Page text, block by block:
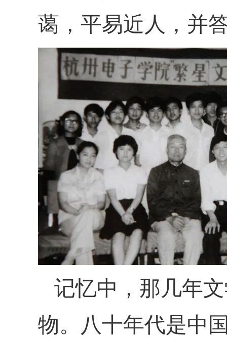
蔼，平易近人，并
记忆中，那几年
物。八十年代是中